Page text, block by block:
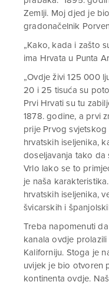
Zemlji. Moj djed je
gradonačelnik
„Kako, kada i zašto
ima Hrvata u Punta
„Ovdje živi 125 000
20 i 25 tisuća su
Prvi Hrvati su tu
1878. godine, a prvi
prije Prvog
hrvatskih iseljenika,
doseljavanja tako da
Vrlo lako se to
je naša
hrvatskih iseljenika,
švicarskih i
Treba napomenuti
kanala ovdje
Kaliforniju. Stoga je
uvijek je bio otvoren
kontinenta ovdje.